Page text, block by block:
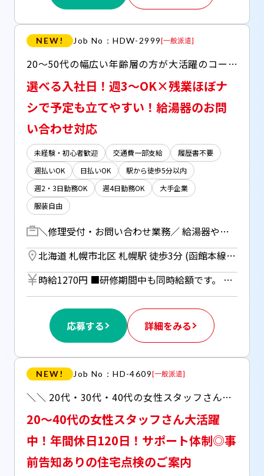
NEW! Job No：HDW-2999[一般派遣]
20～50代の幅広い年齢層の方が大活躍のコールセンター！ ○週3～OK ○日払い(JOBPAYサービス)OK ○服装・髪型・ネイル・ピアス自由 ○駅チカで通勤しやすい♪ ○休憩室・ロッカー完備
選べる入社日！週3～OK×残業ほぼナ
シで予定も立てやすい！給湯器のお問
い合わせ対応
未経験・初心者歓迎 交通費一部支給
履歴書不要
週払いOK
日払いOK
駅から徒歩5分以内
週2・3日勤務OK
週4日勤務OK
大手企業
服装自由
＼修理受付・お問い合わせ業務／ 給湯器や冷蔵庫などに関する修理受付やその他お問合せ等にご対応いただきます！ 例・・ 「給湯器が壊れたので修理に来てほしい」 「延長保証対象の製品を教えてもらえますか」 「サービスの概要について知りたい」など 【研修期間】 座学：4時間×8コマ OJT：8時間シフト制
北海道 札幌市北区 札幌駅 徒歩3分 (函館本線) ／ さっぽろ駅 徒歩5分 (札幌市営南北線) ／ さっぽろ駅 徒歩5分 (札幌市営東豊線)
時給1270円 ■研修期間中も同時給額です。 ■日払いOK（所定労働時間の80％迄） ■給与は月1回の銀行振込となりますが、「JOBPAY（ジョブペイ）」の利用で就業当日に給料相当額の一部をセブン銀行や三菱UFJ銀行、コンビニ等のATMから受け取る事が可能です！ ◎『JOBPAY』の詳細は登録時または当社HPで！
応募する 詳細をみる
NEW! Job No：HD-4609[一般派遣]
＼＼ 20代・30代・40代の女性スタッフさん活躍中！ ／／ 困った時はすぐに周囲に相談できる体制がありイレギュラーなお問い合わせや システム操作も先輩が一緒に確認＆フォローしてくれます♪ ○業務に慣れてきたら週1～2回のテレワーク相談可 ○急な予定が入った場合のシフト相談可 ○5日以上の連続休暇OK ○髪型・髪色・ネイル自由 ○服装はオフィスカジュアルでOK
20～40代の女性スタッフさん大活躍
中！年間休日120日！サポート体制◎事
前告知ありの住宅点検のご案内